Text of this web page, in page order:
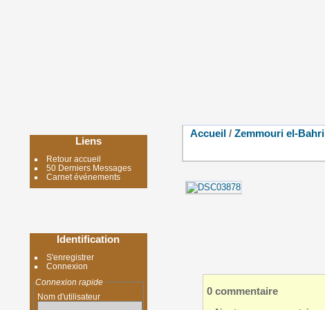
Liens
Retour accueil
50 Derniers Messages
Carnet événements
Identification
S'enregistrer
Connexion
Connexion rapide
Nom d'utilisateur
Accueil / Zemmouri el-Bahri
0 commentaire